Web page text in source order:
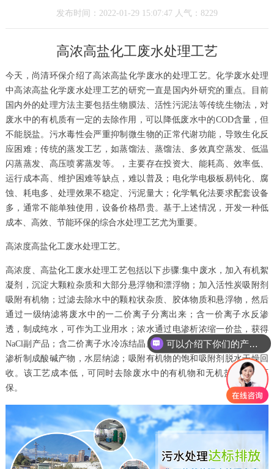
发布时间：2022-01-29 15:07:47 人气：8229
高浓高盐化工废水处理工艺
今天，尚清环保介绍了高浓高盐化学废水的处理工艺。化学废水处理
中高浓高盐化学废水处理工艺的研究一直是国内外研究的重点。目前
国内外的处理方法主要包括生物膜法、活性污泥法等传统生物法，对
废水中的有机质有一定的去除作用，可以降低废水中的COD含量，但
不能脱盐。污水毒性会严重抑制微生物的正常代谢功能，导致生化反
应困难；传统的蒸发工艺，如蒸馏法、蒸馏法、多效真空蒸发、低温
闪蒸蒸发、高压喷雾蒸发等。，主要存在投资大、能耗高、效率低、
运行成本高、维护困难等缺点，难以普及；电化学电极板易钝化、腐
蚀、耗电多、处理效果不稳定、污泥量大；化学氧化法要求配套设备
多，通常不能单独使用，设备价格昂贵。基于上述情况，开发一种低
成本、高效、节能环保的综合水处理工艺尤为重要。
高浓度高盐化工废水处理工艺。
高浓度、高盐化工废水处理工艺包括以下步骤:集中废水，加入有机絮
凝剂，沉淀大颗粒杂质和大部分悬浮物和漂浮物；加入活性炭吸附剂
吸附有机物；过滤去除水中的颗粒状杂质、胶体物质和悬浮物，然后
通过一级纳滤将废水中的一二价离子分离出来；含一价离子水反渗
透，制成纯水，可作为工业用水；浓水通过电渗析浓缩一价盐，获得
NaCl副产品；含二价离子水冷冻结晶。离心后，晶体层通过双层膜电
渗析制成酸碱产物，水层纳滤；吸附有机物的饱和吸附剂脱水干燥回
收。该工艺成本低，可同时去除废水中的有机物和无机盐，节能环
保。
可以介绍下你们的产品么